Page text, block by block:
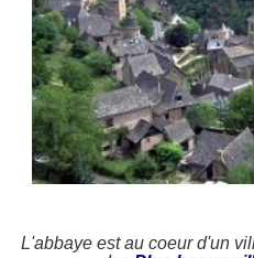
L'abbaye est au coeur d'un